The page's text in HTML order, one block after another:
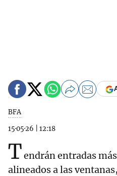
BFA
15·05·26
12:18
Tendrán entradas
alineados a las